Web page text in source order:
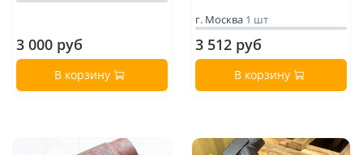
3 000 руб
В корзину
г. Москва 1 шт
3 512 руб
В корзину